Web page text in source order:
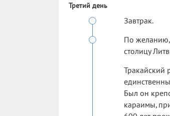
Третий день
Завтрак.
По желанию,
столицу
Тракайский
Был он
караимы,